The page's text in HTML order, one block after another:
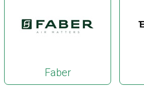
Faber